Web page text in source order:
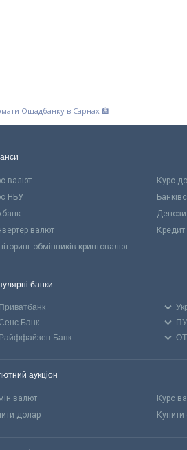
Ощадбанку в Сарнах 🏦
валют Курс
НБУ
валют
обмінників криптовалют
банки
Приватбанк
Банк
Райффайзен Банк
аукціон
валют Курс
долар
Купити